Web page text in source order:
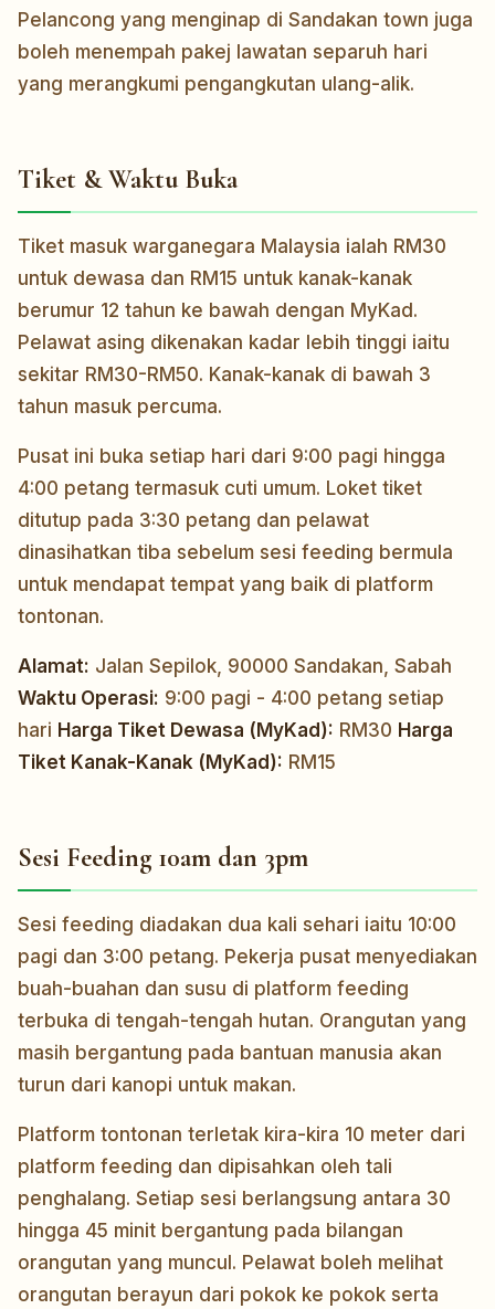
Pelancong yang menginap di Sandakan town juga
boleh menempah pakej lawatan separuh hari
yang merangkumi pengangkutan ulang-alik.
Tiket & Waktu Buka
Tiket masuk warganegara Malaysia ialah RM30
untuk dewasa dan RM15 untuk kanak-kanak
berumur 12 tahun ke bawah dengan MyKad.
Pelawat asing dikenakan kadar lebih tinggi iaitu
sekitar RM30-RM50. Kanak-kanak di bawah 3
tahun masuk percuma.
Pusat ini buka setiap hari dari 9:00 pagi hingga
4:00 petang termasuk cuti umum. Loket tiket
ditutup pada 3:30 petang dan pelawat
dinasihatkan tiba sebelum sesi feeding bermula
untuk mendapat tempat yang baik di platform
tontonan.
Alamat: Jalan Sepilok, 90000 Sandakan, Sabah
Waktu Operasi: 9:00 pagi - 4:00 petang setiap
hari Harga Tiket Dewasa (MyKad): RM30 Harga
Tiket Kanak-Kanak (MyKad): RM15
Sesi Feeding 10am dan 3pm
Sesi feeding diadakan dua kali sehari iaitu 10:00
pagi dan 3:00 petang. Pekerja pusat menyediakan
buah-buahan dan susu di platform feeding
terbuka di tengah-tengah hutan. Orangutan yang
masih bergantung pada bantuan manusia akan
turun dari kanopi untuk makan.
Platform tontonan terletak kira-kira 10 meter dari
platform feeding dan dipisahkan oleh tali
penghalang. Setiap sesi berlangsung antara 30
hingga 45 minit bergantung pada bilangan
orangutan yang muncul. Pelawat boleh melihat
orangutan berayun dari pokok ke pokok serta